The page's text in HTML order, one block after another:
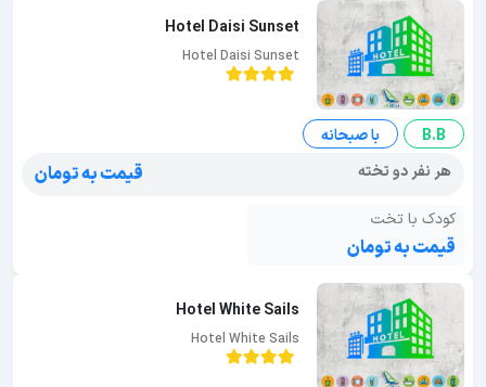
Hotel Daisi Sunset
Hotel Daisi Sunset
B.B
با صبحانه
هر نفر دو تخته
قیمت به تومان
کودک با تخت
قیمت به تومان
Hotel White Sails
Hotel White Sails